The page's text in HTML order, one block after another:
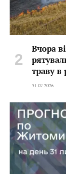
Вчора
траву в
31.07.2026